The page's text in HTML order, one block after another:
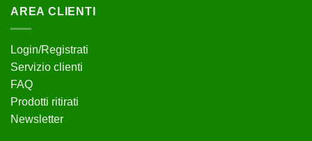
AREA CLIENTI
Login/Registrati
Servizio clienti
FAQ
Prodotti ritirati
Newsletter